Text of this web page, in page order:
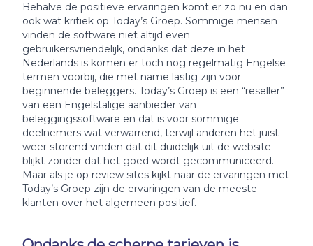
Behalve de positieve ervaringen komt er zo nu en dan
ook wat kritiek op Today’s Groep. Sommige mensen
vinden de software niet altijd even
gebruikersvriendelijk, ondanks dat deze in het
Nederlands is komen er toch nog regelmatig Engelse
termen voorbij, die met name lastig zijn voor
beginnende beleggers. Today’s Groep is een “reseller”
van een Engelstalige aanbieder van
beleggingssoftware en dat is voor sommige
deelnemers wat verwarrend, terwijl anderen het juist
weer storend vinden dat dit duidelijk uit de website
blijkt zonder dat het goed wordt gecommuniceerd.
Maar als je op review sites kijkt naar de ervaringen met
Today’s Groep zijn de ervaringen van de meeste
klanten over het algemeen positief.